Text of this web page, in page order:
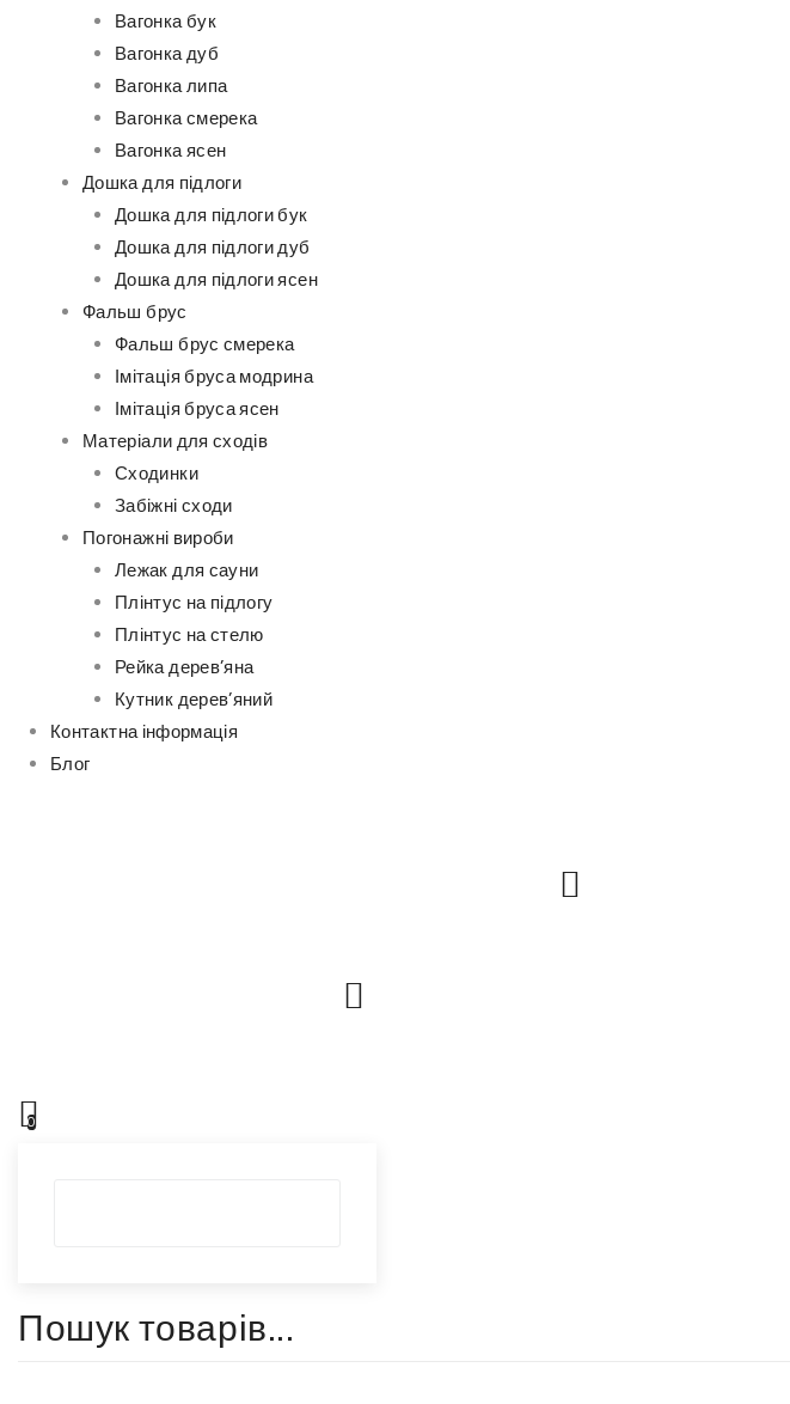
Вагонка бук
Вагонка дуб
Вагонка липа
Вагонка смерека
Вагонка ясен
Дошка для підлоги
Дошка для підлоги бук
Дошка для підлоги дуб
Дошка для підлоги ясен
Фальш брус
Фальш брус смерека
Імітація бруса модрина
Імітація бруса ясен
Матеріали для сходів
Сходинки
Забіжні сходи
Погонажні вироби
Лежак для сауни
Плінтус на підлогу
Плінтус на стелю
Рейка дерев’яна
Кутник дерев’яний
Контактна інформація
Блог
0